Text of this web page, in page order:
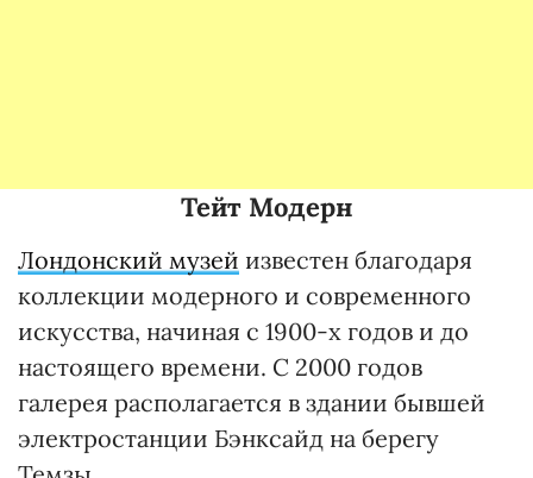
Тейт Модерн
Лондонский музей известен благодаря
коллекции модерного и современного
искусства, начиная с 1900-х годов и до
настоящего времени. С 2000 годов
галерея располагается в здании бывшей
электростанции Бэнксайд на берегу